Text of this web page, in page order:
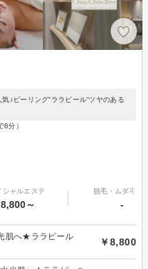
♪ピーリング“ララピール“ツヤのある
分）
シャルエステ
8,800～
脱毛・ムダ毛処
-
肌へ★ララピール
￥8,800